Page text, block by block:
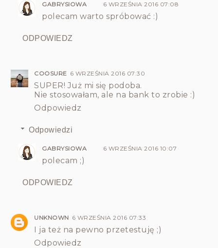
GABRYSIOWA 6 WRZEŚNIA 2016 07:08
polecam warto spróbować :)
ODPOWIEDZ
COOSURE 6 WRZEŚNIA 2016 07:30
SUPER! Już mi się podoba.
Nie stosowałam, ale na bank to zrobie :)
Odpowiedz
Odpowiedzi
GABRYSIOWA 6 WRZEŚNIA 2016 10:07
polecam ;)
ODPOWIEDZ
UNKNOWN 6 WRZEŚNIA 2016 07:33
I ja też na pewno przetestuję ;)
Odpowiedz